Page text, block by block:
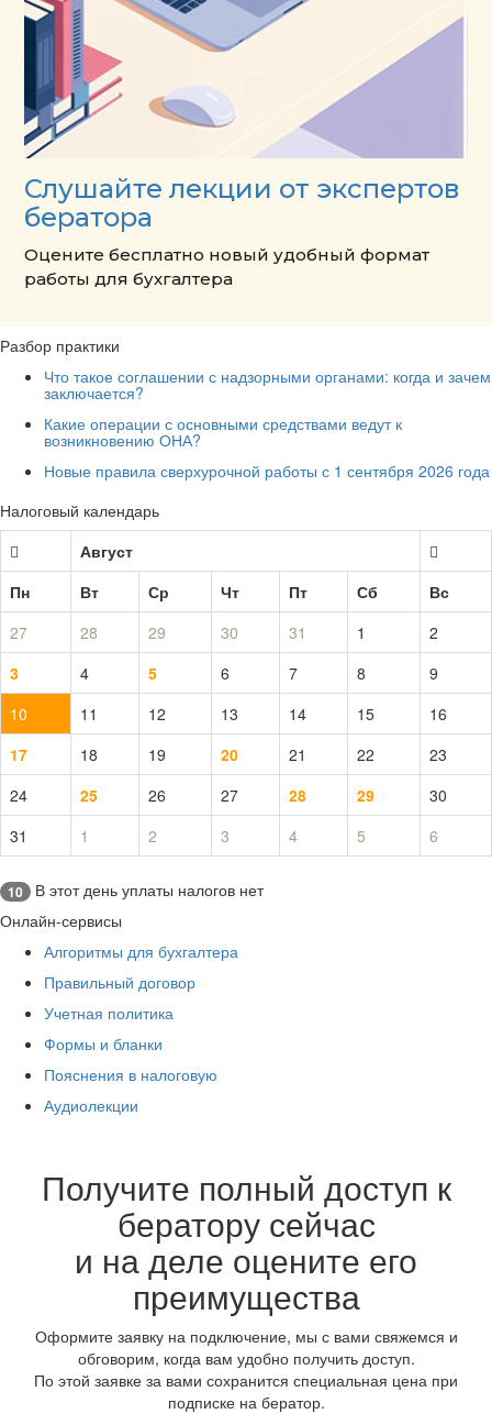
Слушайте лекции от экспертов
бератора
Оцените бесплатно новый удобный формат
работы для бухгалтера
Разбор практики
Что такое соглашении с надзорными органами: когда и зачем
заключается?
Какие операции с основными средствами ведут к
возникновению ОНА?
Новые правила сверхурочной работы с 1 сентября 2026 года
Налоговый календарь
Август
Пн
Вт Ср Чт Пт Сб
Вс
27
28 29 30 31 1
2
3
4 5 6 7 8
9
10
11 12 13 14 15
16
17
18 19 20 21 22
23
24
25 26 27 28 29
30
31
1 2 3 4 5 6
10
В этот день уплаты налогов нет
Онлайн-сервисы
Алгоритмы для бухгалтера
Правильный договор
Учетная политика
Формы и бланки
Пояснения в налоговую
Аудиолекции
Получите полный доступ к
бератору сейчас
и на деле оцените его
преимущества
Оформите заявку на подключение, мы с вами свяжемся и
обговорим, когда вам удобно получить доступ.
По этой заявке за вами сохранится специальная цена при
подписке на бератор.